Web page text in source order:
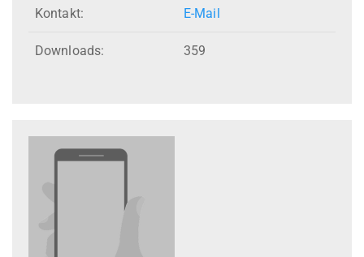
Kontakt: E-Mail
Downloads: 359